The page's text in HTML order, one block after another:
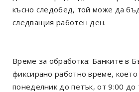
късно следобед, той може да
следващия работен ден.
Време за обработка: Банките в
фиксирано работно време,
понеделник до петък, от 9:00 до